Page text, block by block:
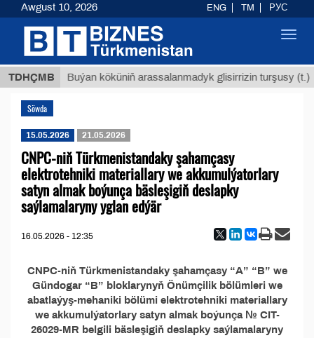
TDHÇMB
ТМТ Buýan köküniň arassalanmadyk glisirrizin turşusy (t.)
Söwda
15.05.2026 21.05.2026
CNPC-niň Türkmenistandaky şahamçasy
elektrotehniki materiallary we akkumulýatorlary
satyn almak boýunça bäsleşigiň deslapky
saýlamalaryny yglan edýär
16.05.2026 - 12:35
CNPC-niň Türkmenistandaky şahamçasy “A” “B” we
Gündogar “B” bloklarynyň Önümçilik bölümleri we
abatlaýyş-mehaniki bölümi elektrotehniki materiallary
we akkumulýatorlary satyn almak boýunça № CIT-
26029-MR belgili bäsleşigiň deslapky saýlamalaryny
Awgust 10, 2026 ENG TM РУС